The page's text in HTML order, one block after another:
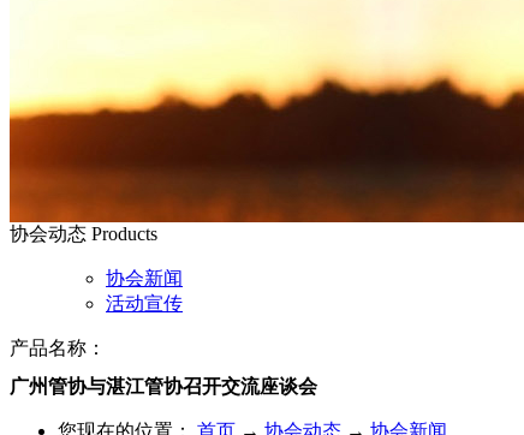
协会动态 Products
协会新闻
活动宣传
产品名称：
广州管协与湛江管协召开交流座谈会
您现在的位置： 首页 → 协会动态 → 协会新闻